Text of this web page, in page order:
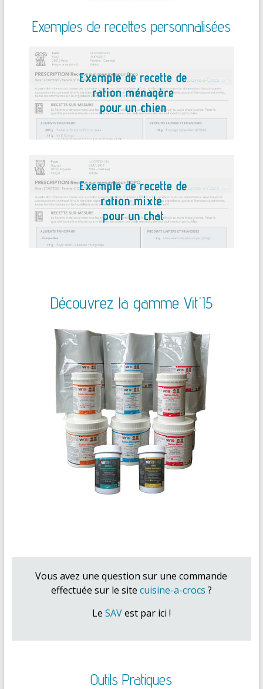
Exemples de recettes personnalisées
Découvrez la gamme Vit'I5
Vous avez une question sur une commande
effectuée sur le site cuisine-a-crocs ?
Le SAVest par ici !
Outils Pratiques